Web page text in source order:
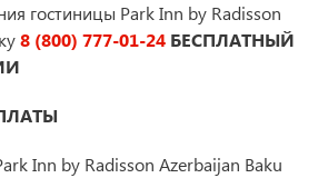
гостиницы Park Inn by Radisson
8 (800) 777-01-24 БЕСПЛАТНЫЙ
Inn by Radisson Azerbaijan Baku